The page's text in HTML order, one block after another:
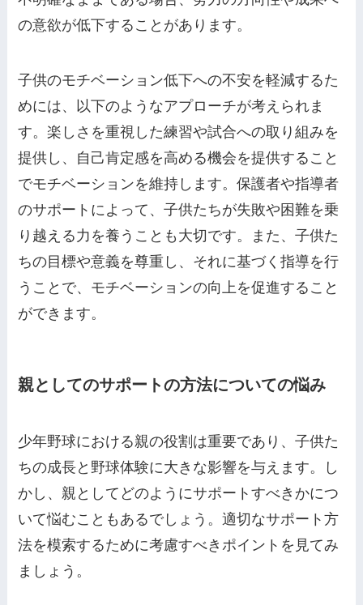
の意欲が低下することがあります。
子供のモチベーション低下への不安を軽減するた
めには、以下のようなアプローチが考えられま
す。楽しさを重視した練習や試合への取り組みを
提供し、自己肯定感を高める機会を提供すること
でモチベーションを維持します。保護者や指導者
のサポートによって、子供たちが失敗や困難を乗
り越える力を養うことも大切です。また、子供た
ちの目標や意義を尊重し、それに基づく指導を行
うことで、モチベーションの向上を促進すること
ができます。
親としてのサポートの方法についての悩み
少年野球における親の役割は重要であり、子供た
ちの成長と野球体験に大きな影響を与えます。し
かし、親としてどのようにサポートすべきかにつ
いて悩むこともあるでしょう。適切なサポート方
法を模索するために考慮すべきポイントを見てみ
ましょう。